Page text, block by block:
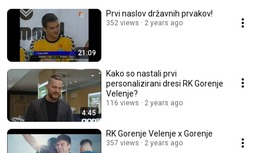
21:09
Prvi naslov državnih prvakov!
352 views 2 years ago
4:45
Kako so nastali prvi
personalizirani dresi RK Gorenje
Velenje?
116 views 2 years ago
RK Gorenje Velenje x Gorenje
357 views 2 years ago